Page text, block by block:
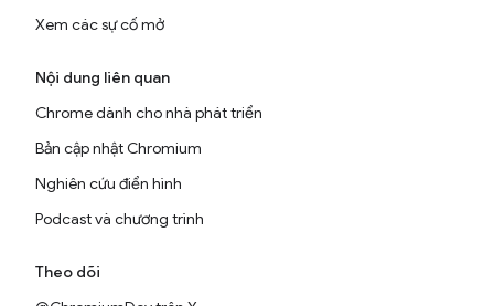
Xem các sự cố mở
Nội dung liên quan
Chrome dành cho nhà phát triển
Bản cập nhật Chromium
Nghiên cứu điển hình
Podcast và chương trình
Theo dõi